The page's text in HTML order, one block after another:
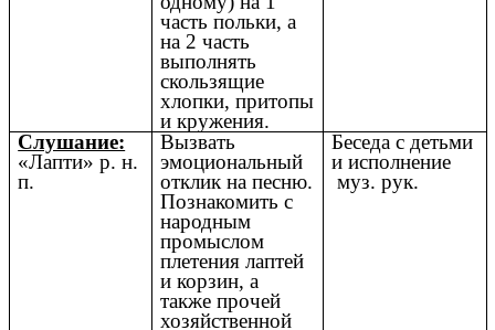
часть польки, а
на 2 часть
выполнять
скользящие
хлопки, притопы
и кружения.
Слушание:
«Лапти» р. н.
п.
Вызвать
эмоциональный
отклик на песню.
Познакомить с
народным
промыслом
плетения лаптей
и корзин, а
также прочей
хозяйственной
Беседа с детьми
и исполнение
муз. рук.